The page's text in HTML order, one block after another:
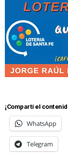
¡Compartí el
WhatsApp
Telegram